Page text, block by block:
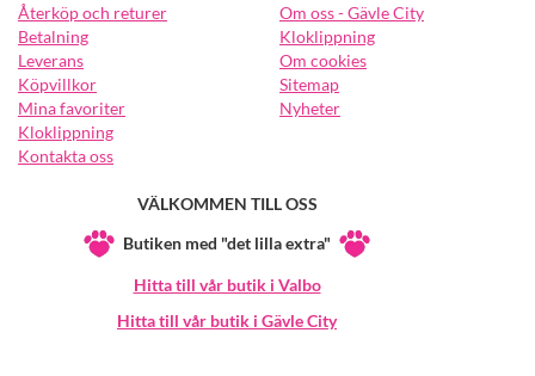
Återköp och returer
Betalning
Leverans
Köpvillkor
Mina favoriter
Kloklippning
Kontakta oss
Om oss - Gävle City
Kloklippning
Om cookies
Sitemap
Nyheter
VÄLKOMMEN TILL OSS
Butiken med "det lilla extra"
Hitta till vår butik i Valbo
Hitta till vår butik i Gävle City